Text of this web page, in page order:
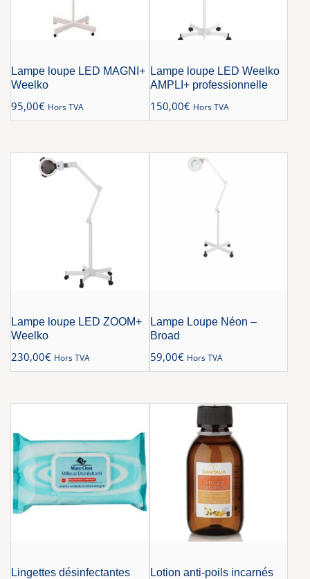
Lampe loupe LED MAGNI+
Weelko
95,00€ Hors TVA
Lampe loupe LED Weelko
AMPLI+ professionnelle
150,00€ Hors TVA
Lampe loupe LED ZOOM+
Weelko
230,00€ Hors TVA
Lampe Loupe Néon –
Broad
59,00€ Hors TVA
Lingettes désinfectantes Lotion anti-poils incarnés